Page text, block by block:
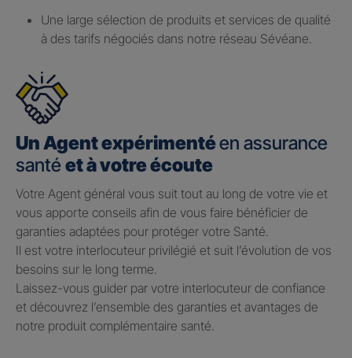
Une large sélection de produits et services de qualité
à des tarifs négociés dans notre réseau Sévéane.
Un Agent expérimentéen assurance
santé et à votre écoute
Votre Agent général vous suit tout au long de votre vie et
vous apporte conseils afin de vous faire bénéficier de
garanties adaptées pour protéger votre Santé.​
Il est votre interlocuteur privilégié et suit l’évolution de vos
besoins sur le long terme.​
Laissez-vous guider par votre interlocuteur de confiance
et découvrez l’ensemble des garanties et avantages de
notre produit complémentaire santé.